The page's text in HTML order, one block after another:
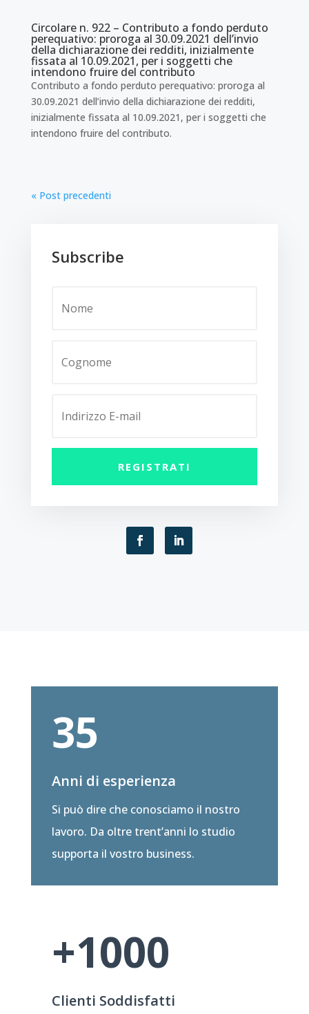
Circolare n. 922 – Contributo a fondo perduto
perequativo: proroga al 30.09.2021 dell’invio
della dichiarazione dei redditi, inizialmente
fissata al 10.09.2021, per i soggetti che
intendono fruire del contributo
Contributo a fondo perduto perequativo: proroga al
30.09.2021 dell’invio della dichiarazione dei redditi,
inizialmente fissata al 10.09.2021, per i soggetti che
intendono fruire del contributo.
« Post precedenti
Subscribe
REGISTRATI
35
Anni di esperienza
Si può dire che conosciamo il nostro
lavoro. Da oltre trent’anni lo studio
supporta il vostro business.
+1000
Clienti Soddisfatti